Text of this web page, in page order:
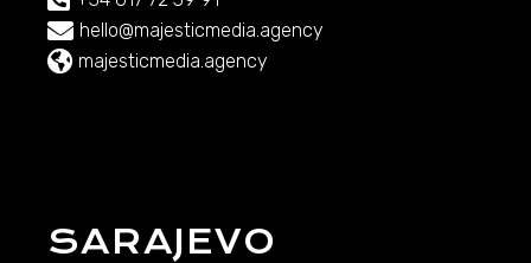
hello@majesticmedia.agency
majesticmedia.agency
SARAJEVO